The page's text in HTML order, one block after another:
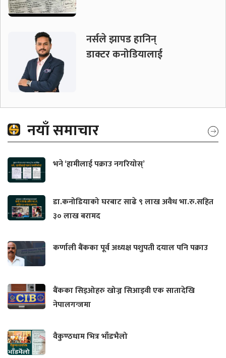
नर्सले झापड हानिन्
डाक्टर कनोडियालाई
नयाँ समाचार
भने ‘हामीलाई पक्राउ नगरियोस्’
डा.कनोडियाको घरबाट साढे ९ लाख अवैध भा.रु.सहित
३० लाख बरामद
कर्णाली बैंकका पूर्व अध्यक्ष पशुपती दयाल पनि पक्राउ
बैंकका सिइओहरु खोज्न सिआइवी एक सातादेखि
नेपालगन्जमा
वैकुण्ठधाम भित्र भाँडभैलो